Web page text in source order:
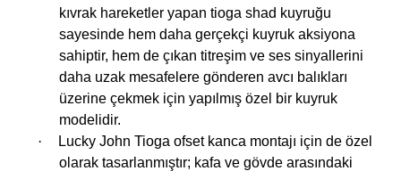
kıvrak hareketler yapan tioga shad kuyruğu
sayesinde hem daha gerçekçi kuyruk aksiyona
sahiptir, hem de çıkan titreşim ve ses sinyallerini
daha uzak mesafelere gönderen avcı balıkları
üzerine çekmek için yapılmış özel bir kuyruk
modelidir.
·
Lucky John Tioga ofset kanca montajı için de özel
olarak tasarlanmıştır; kafa ve gövde arasındaki